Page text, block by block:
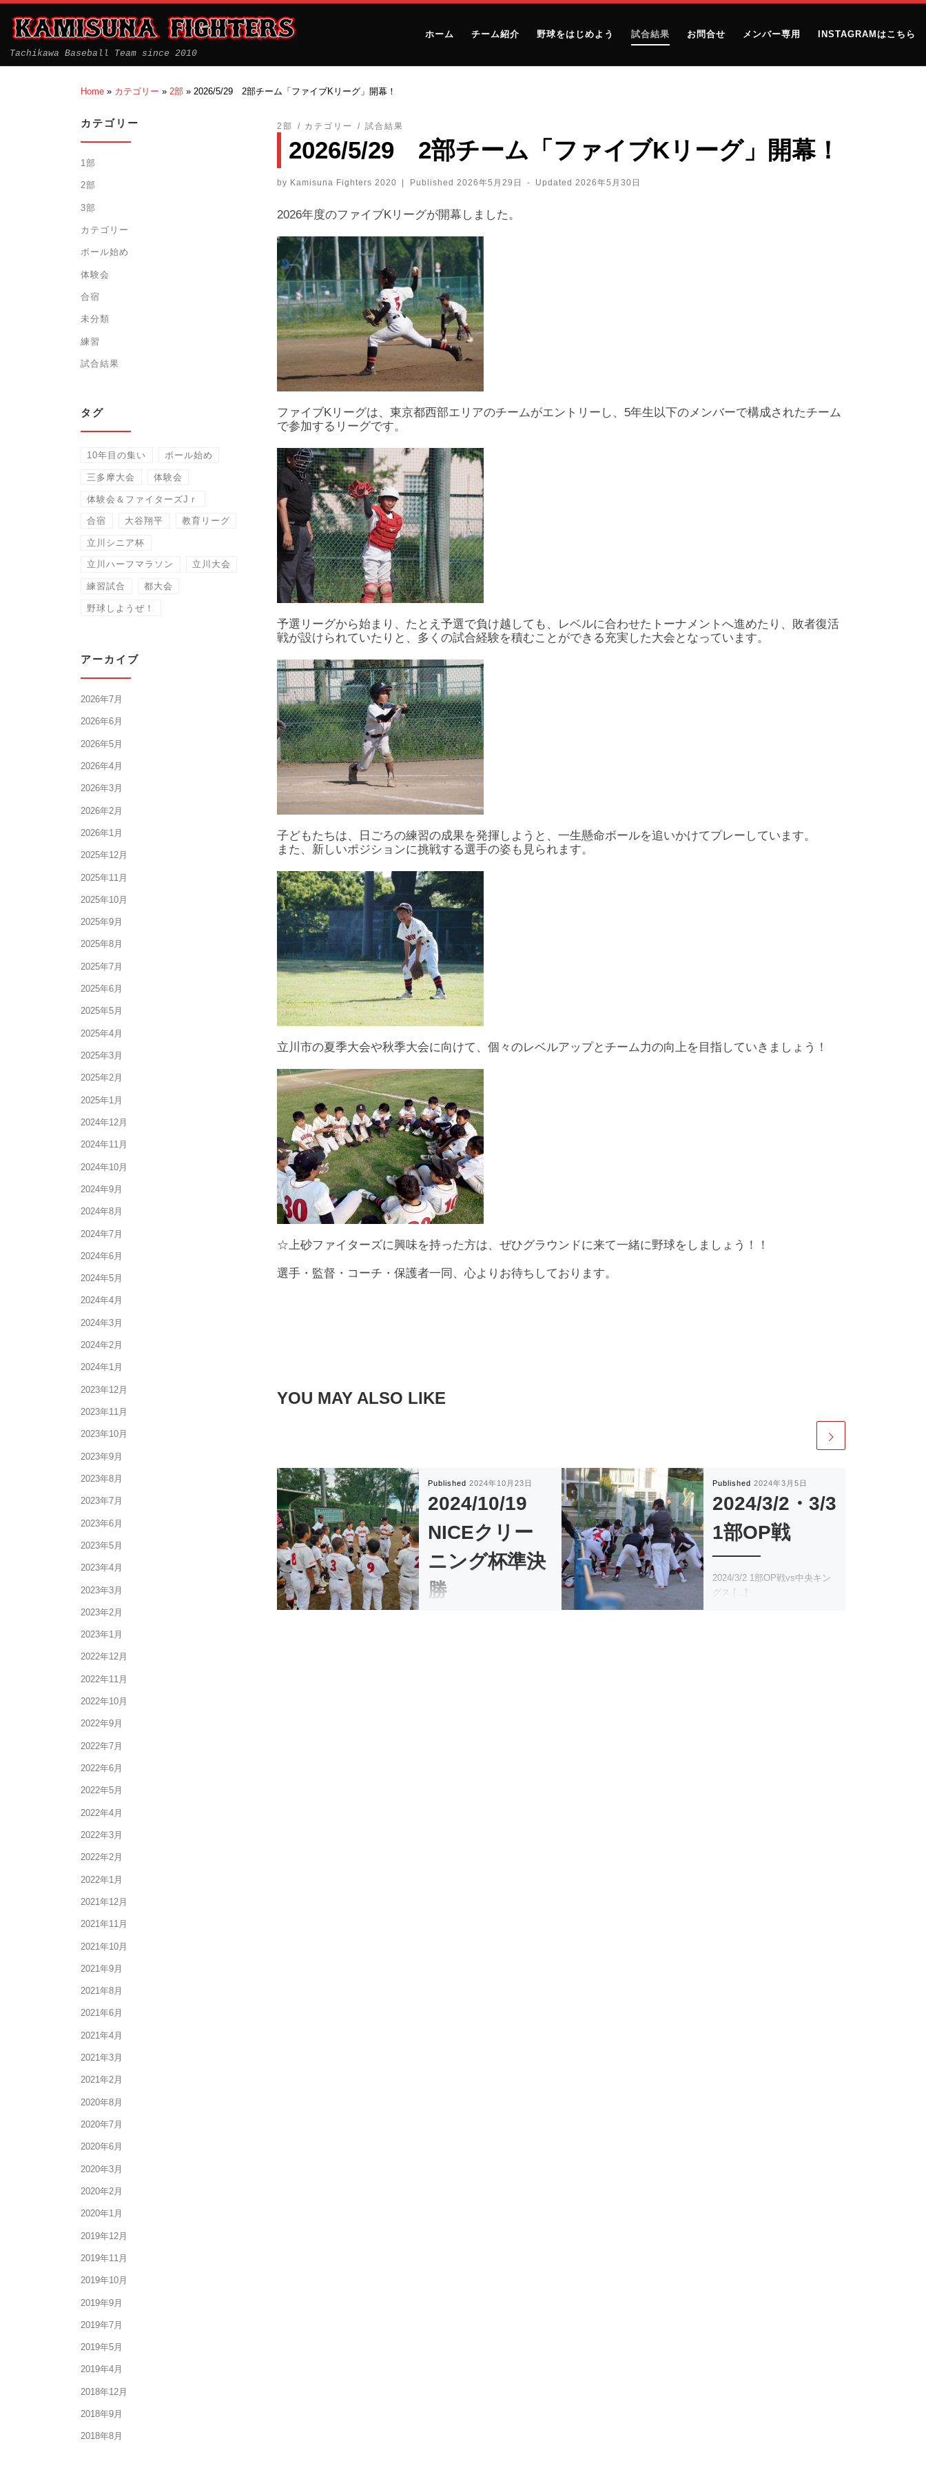
Tachikawa Baseball Team since 2010
ホーム チーム紹介 野球をはじめよう 試合結果 お問合せ メンバー専用 INSTAGRAMはこちら
Home » カテゴリー » 2部 » 2026/5/29 2部チーム「ファイブKリーグ」開幕！
2部 カテゴリー 試合結果
2026/5/29 2部チーム「ファイブKリーグ」開幕！
by Kamisuna Fighters 2020 | Published 2026年5月29日 - Updated 2026年5月30日
2026年度のファイブKリーグが開幕しました。
ファイブKリーグは、東京都西部エリアのチームがエントリーし、5年生以下のメンバーで構成されたチーム
で参加するリーグです。
予選リーグから始まり、たとえ予選で負け越しても、レベルに合わせたトーナメントへ進めたり、敗者復活
戦が設けられていたりと、多くの試合経験を積むことができる充実した大会となっています。
子どもたちは、日ごろの練習の成果を発揮しようと、一生懸命ボールを追いかけてプレーしています。
また、新しいポジションに挑戦する選手の姿も見られます。
立川市の夏季大会や秋季大会に向けて、個々のレベルアップとチーム力の向上を目指していきましょう！
☆上砂ファイターズに興味を持った方は、ぜひグラウンドに来て一緒に野球をしましょう！！
選手・監督・コーチ・保護者一同、心よりお待ちしております。
YOU MAY ALSO LIKE
Published2024年10月23日
2024/10/19
NICEクリー
ニング杯準決
勝
Published 2024年3月5日
2024/3/2・3/3
1部OP戦
2024/3/2 1部OP戦vs中央キン
グス […]
カテゴリー
1部
2部
3部
カテゴリー
ボール始め
体験会
合宿
未分類
練習
試合結果
タグ
10年目の集い ボール始め
三多摩大会 体験会
体験会＆ファイターズJｒ
合宿 大谷翔平 教育リーグ
立川シニア杯
立川ハーフマラソン 立川大会
練習試合 都大会
野球しようぜ！
アーカイブ
2026年7月
2026年6月
2026年5月
2026年4月
2026年3月
2026年2月
2026年1月
2025年12月
2025年11月
2025年10月
2025年9月
2025年8月
2025年7月
2025年6月
2025年5月
2025年4月
2025年3月
2025年2月
2025年1月
2024年12月
2024年11月
2024年10月
2024年9月
2024年8月
2024年7月
2024年6月
2024年5月
2024年4月
2024年3月
2024年2月
2024年1月
2023年12月
2023年11月
2023年10月
2023年9月
2023年8月
2023年7月
2023年6月
2023年5月
2023年4月
2023年3月
2023年2月
2023年1月
2022年12月
2022年11月
2022年10月
2022年9月
2022年7月
2022年6月
2022年5月
2022年4月
2022年3月
2022年2月
2022年1月
2021年12月
2021年11月
2021年10月
2021年9月
2021年8月
2021年6月
2021年4月
2021年3月
2021年2月
2020年8月
2020年7月
2020年6月
2020年3月
2020年2月
2020年1月
2019年12月
2019年11月
2019年10月
2019年9月
2019年7月
2019年5月
2019年4月
2018年12月
2018年9月
2018年8月